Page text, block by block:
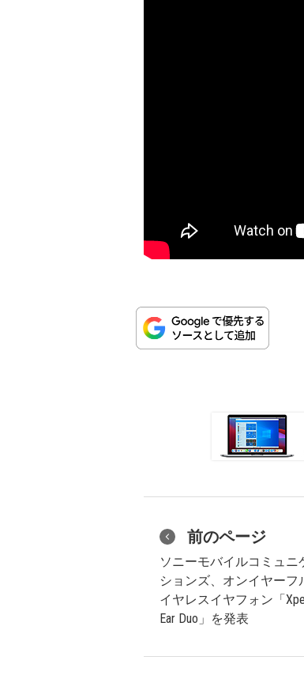
前のページ
ソニーモバイルコミュニ
ションズ、オンイヤーフ
イヤレスイヤフォン「
Ear Duo」を発表